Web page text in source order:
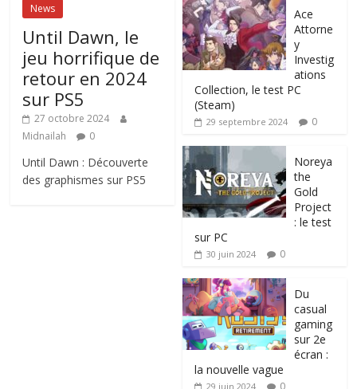
News
Until Dawn, le
jeu horrifique de
retour en 2024
sur PS5
27 octobre 2024
Midnailah
0
Until Dawn : Découverte
des graphismes sur PS5
Ace
Attorne
y
Investig
ations
Collection, le test PC
(Steam)
29 septembre 2024 0
Noreya
the
Gold
Project
: le test
sur PC
30 juin 2024 0
Du
casual
gaming
sur 2e
écran :
la nouvelle vague
29 juin 2024 0